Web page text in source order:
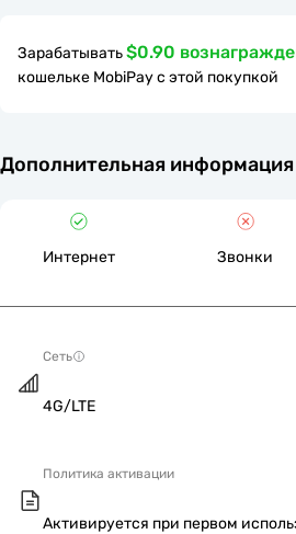
Зарабатывать$0.90
кошельке MobiPay с этой покупкой
Дополнительная информация
Интернет Звонки
Сеть
4G/LTE
Политика активации
Активируется при первом